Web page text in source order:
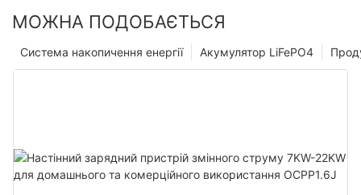
МОЖНА ПОДОБАЄТЬСЯ
Акумулятор LiFePO4
Система накопичення енергії